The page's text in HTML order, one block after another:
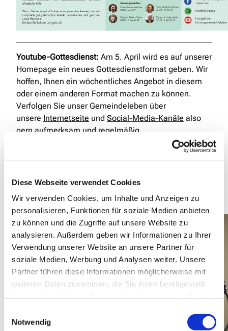
Diese Webseite verwendet Cookies
Wir verwenden Cookies, um Inhalte und Anzeigen zu
personalisieren, Funktionen für soziale Medien anbieten
zu können und die Zugriffe auf unsere Website zu
analysieren. Außerdem geben wir Informationen zu Ihrer
Verwendung unserer Website an unsere Partner für
soziale Medien, Werbung und Analysen weiter. Unsere
Partner führen diese Informationen möglicherweise mit
weiteren Daten zusammen, die Sie ihnen bereitgestellt
Notwendig
Youtube-Gottesdienst: Am 5. April wird es auf unserer
Homepage ein neues Gottesdienstformat geben. Wir
hoffen, Ihnen ein wöchentliches Angebot in diesem
oder einem anderen Format machen zu können.
Verfolgen Sie unser Gemeindeleben über
unsere Internetseite und Social-Media-Kanäle also
gern aufmerksam und regelmäßig.
Aus der Bielertkirche direkt zu Ihnen und euch auf das
Sofa - Kirche vor Ort erleben war noch nie so einfach!
Frühstück von daheim aus - für viele eine neue
Erfahrung, aber warum nicht einmal ausprobieren?